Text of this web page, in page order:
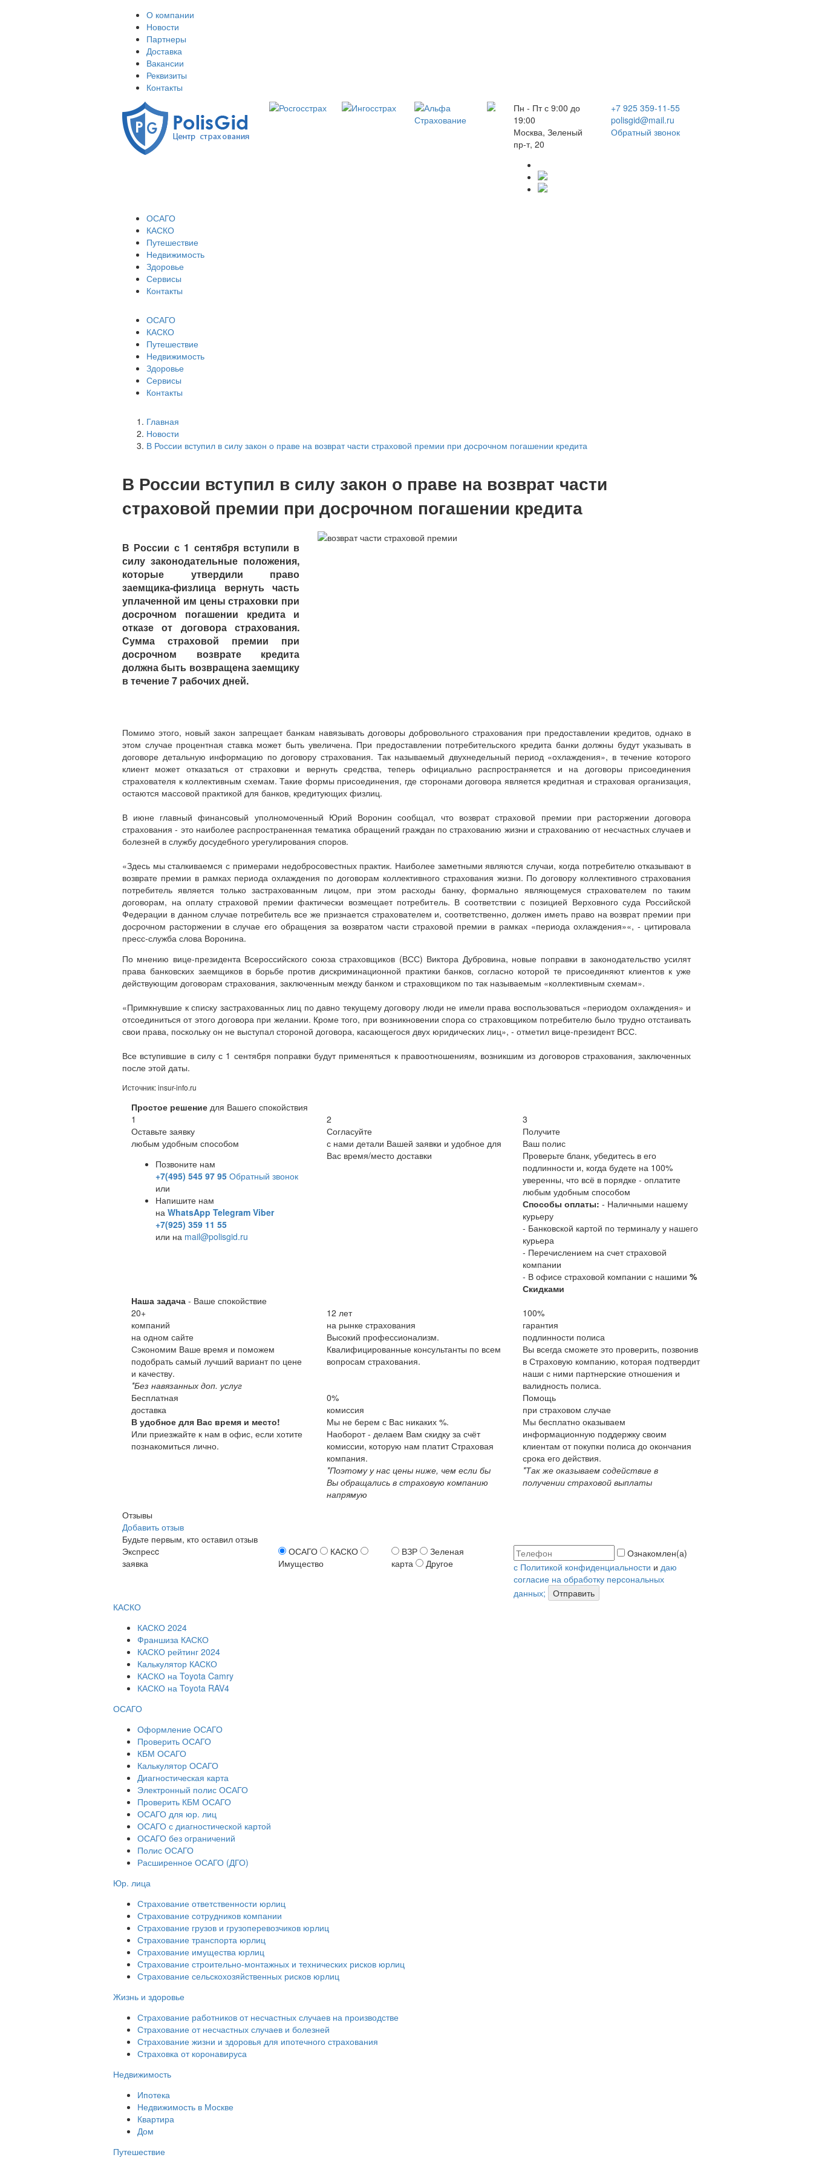
О компании
Новости
Партнеры
Доставка
Вакансии
Реквизиты
Контакты
Пн - Пт с 9:00 до
19:00
Москва, Зеленый
пр-т, 20
+7 925 359-11-55
polisgid@mail.ru
Обратный звонок
ОСАГО
КАСКО
Путешествие
Недвижимость
Здоровье
Сервисы
Контакты
ОСАГО
КАСКО
Путешествие
Недвижимость
Здоровье
Сервисы
Контакты
Главная
Новости
В России вступил в силу закон о праве на возврат части страховой премии при досрочном погашении кредита
В России вступил в силу закон о праве на возврат части
страховой премии при досрочном погашении кредита
В России с 1 сентября вступили в
силу законодательные положения,
которые утвердили право
заемщика-физлица вернуть часть
уплаченной им цены страховки при
досрочном погашении кредита и
отказе от договора страхования.
Сумма страховой премии при
досрочном возврате кредита
должна быть возвращена заемщику
в течение 7 рабочих дней.
Помимо этого, новый закон запрещает банкам навязывать договоры добровольного страхования при предоставлении кредитов, однако в
этом случае процентная ставка может быть увеличена. При предоставлении потребительского кредита банки должны будут указывать в
договоре детальную информацию по договору страхования. Так называемый двухнедельный период «охлаждения», в течение которого
клиент может отказаться от страховки и вернуть средства, теперь официально распространяется и на договоры присоединения
страхователя к коллективным схемам. Такие формы присоединения, где сторонами договора является кредитная и страховая организация,
остаются массовой практикой для банков, кредитующих физлиц.
В июне главный финансовый уполномоченный Юрий Воронин сообщал, что возврат страховой премии при расторжении договора
страхования - это наиболее распространенная тематика обращений граждан по страхованию жизни и страхованию от несчастных случаев и
болезней в службу досудебного урегулирования споров.
«Здесь мы сталкиваемся с примерами недобросовестных практик. Наиболее заметными являются случаи, когда потребителю отказывают в
возврате премии в рамках периода охлаждения по договорам коллективного страхования жизни. По договору коллективного страхования
потребитель является только застрахованным лицом, при этом расходы банку, формально являющемуся страхователем по таким
договорам, на оплату страховой премии фактически возмещает потребитель. В соответствии с позицией Верховного суда Российской
Федерации в данном случае потребитель все же признается страхователем и, соответственно, должен иметь право на возврат премии при
досрочном расторжении в случае его обращения за возвратом части страховой премии в рамках «периода охлаждения»«, - цитировала
пресс-служба слова Воронина.
По мнению вице-президента Всероссийского союза страховщиков (ВСС) Виктора Дубровина, новые поправки в законодательство усилят
права банковских заемщиков в борьбе против дискриминационной практики банков, согласно которой те присоединяют клиентов к уже
действующим договорам страхования, заключенным между банком и страховщиком по так называемым «коллективным схемам».
«Примкнувшие к списку застрахованных лиц по давно текущему договору люди не имели права воспользоваться «периодом охлаждения» и
отсоединиться от этого договора при желании. Кроме того, при возникновении спора со страховщиком потребителю было трудно отстаивать
свои права, поскольку он не выступал стороной договора, касающегося двух юридических лиц», - отметил вице-президент ВСС.
Все вступившие в силу с 1 сентября поправки будут применяться к правоотношениям, возникшим из договоров страхования, заключенных
после этой даты.
Источник: insur-info.ru
Простое решение для Вашего спокойствия
1
Оставьте заявку
любым удобным способом
Позвоните нам
+7(495) 545 97 95 Обратный звонок
или
Напишите нам
на WhatsApp Telegram Viber
+7(925) 359 11 55
или на mail@polisgid.ru
2
Согласуйте
с нами детали Вашей заявки и удобное для
Вас время/место доставки
3
Получите
Ваш полис
Проверьте бланк, убедитесь в его
подлинности и, когда будете на 100%
уверенны, что всё в порядке - оплатите
любым удобным способом
Способы оплаты: - Наличными нашему
курьеру
- Банковской картой по терминалу у нашего
курьера
- Перечислением на счет страховой
компании
- В офисе страховой компании с нашими %
Скидками
Наша задача - Ваше спокойствие
20+
компаний
на одном сайте
Сэкономим Ваше время и поможем
подобрать самый лучший вариант по цене
и качеству.
*Без навязанных доп. услуг
12 лет
на рынке страхования
Высокий профессионализм.
Квалифицированные консультанты по всем
вопросам страхования.
100%
гарантия
подлинности полиса
Вы всегда сможете это проверить, позвонив
в Страховую компанию, которая подтвердит
наши с ними партнерские отношения и
валидность полиса.
Бесплатная
доставка
В удобное для Вас время и место!
Или приезжайте к нам в офис, если хотите
познакомиться лично.
0%
комиссия
Мы не берем с Вас никаких %.
Наоборот - делаем Вам скидку за счёт
комиссии, которую нам платит Страховая
компания.
*Поэтому у нас цены ниже, чем если бы
Вы обращались в страховую компанию
напрямую
Помощь
при страховом случае
Мы бесплатно оказываем
информационную поддержку своим
клиентам от покупки полиса до окончания
срока его действия.
*Так же оказываем содействие в
получении страховой выплаты
Отзывы
Добавить отзыв
Будьте первым, кто оставил отзыв
Экспресc
заявка
ОСАГО
КАСКО
Имущество
ВЗР
Зеленая
карта
Другое
Ознакомлен(а)
с Политикой конфиденциальности и даю
согласие на обработку персональных
данных;
Отправить
КАСКО
КАСКО 2024
Франшиза КАСКО
КАСКО рейтинг 2024
Калькулятор КАСКО
КАСКО на Toyota Camry
КАСКО на Toyota RAV4
ОСАГО
Оформление ОСАГО
Проверить ОСАГО
КБМ ОСАГО
Калькулятор ОСАГО
Диагностическая карта
Электронный полис ОСАГО
Проверить КБМ ОСАГО
ОСАГО для юр. лиц
ОСАГО с диагностической картой
ОСАГО без ограничений
Полис ОСАГО
Расширенное ОСАГО (ДГО)
Юр. лица
Страхование ответственности юрлиц
Страхование сотрудников компании
Страхование грузов и грузоперевозчиков юрлиц
Страхование транспорта юрлиц
Страхование имущества юрлиц
Страхование строительно-монтажных и технических рисков юрлиц
Страхование сельскохозяйственных рисков юрлиц
Жизнь и здоровье
Страхование работников от несчастных случаев на производстве
Страхование от несчастных случаев и болезней
Страхование жизни и здоровья для ипотечного страхования
Страховка от коронавируса
Недвижимость
Ипотека
Недвижимость в Москве
Квартира
Дом
Путешествие